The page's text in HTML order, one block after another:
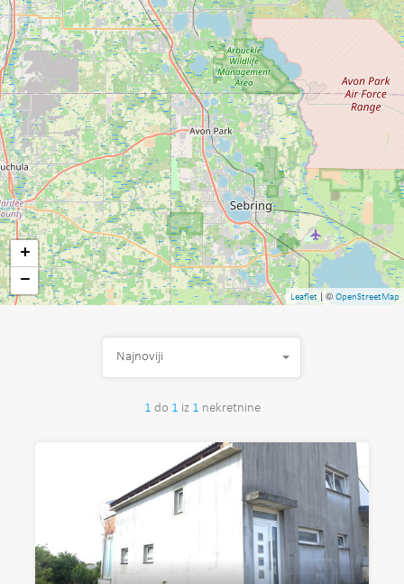
+
−
Leaflet | ©OpenStreetMap
1 do 1 iz 1 nekretnine
Najnoviji